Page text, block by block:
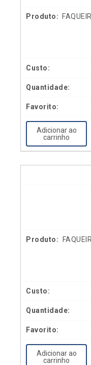
Adicionar ao
carrinho
Adicionar ao
carrinho